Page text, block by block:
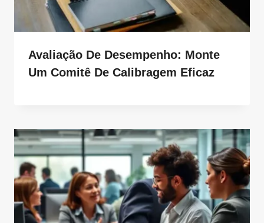
Avaliação De Desempenho: Monte
Um Comitê De Calibragem Eficaz